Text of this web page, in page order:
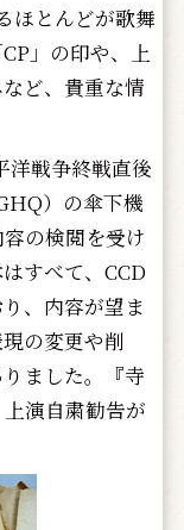
ほとんどが歌舞
」の印や、上
ど、貴重な情
戦争終戦直後
）の傘下機
の検閲を受け
すべて、CCD
、内容が望ま
の変更や削
ました。『寺
演自粛勧告が